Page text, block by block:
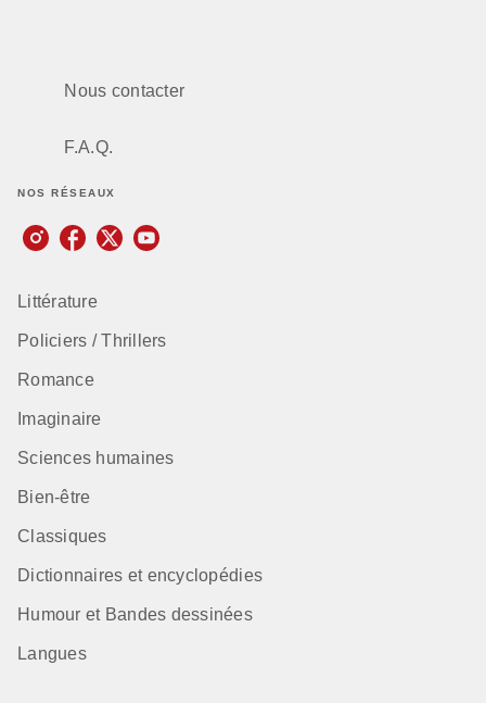
Nous contacter
F.A.Q.
NOS RÉSEAUX
Littérature
Policiers / Thrillers
Romance
Imaginaire
Sciences humaines
Bien-être
Classiques
Dictionnaires et encyclopédies
Humour et Bandes dessinées
Langues